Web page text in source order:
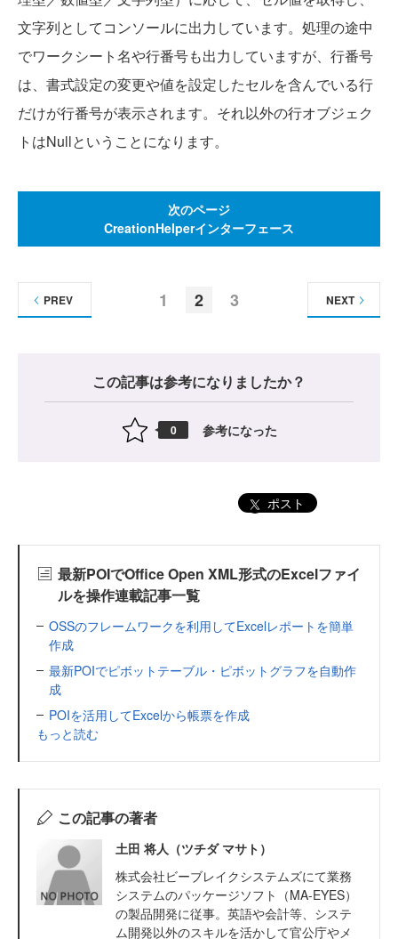
文字列としてコンソールに出力しています。処理の途中
でワークシート名や行番号も出力していますが、行番号
は、書式設定の変更や値を設定したセルを含んでいる行
だけが行番号が表示されます。それ以外の行オブジェク
トはNullということになります。
次のページ
CreationHelperインターフェース
1 2 3
PREV NEXT
この記事は参考になりましたか？
0 参考になった
ポスト
最新POIでOffice Open XML形式のExcelファイ
ルを操作連載記事一覧
OSSのフレームワークを利用してExcelレポートを簡単
作成
最新POIでピボットテーブル・ピボットグラフを自動作
成
POIを活用してExcelから帳票を作成
もっと読む
この記事の著者
土田 将人（ツチダ マサト）
株式会社ビーブレイクシステムズにて業務
システムのパッケージソフト（MA-EYES）
の製品開発に従事。英語や会計等、システ
ム開発以外のスキルを活かして官公庁やメ